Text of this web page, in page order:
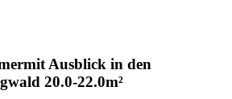
mit Ausblick in den
20.0-22.0m²